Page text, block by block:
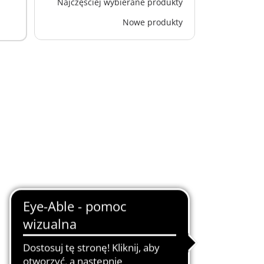
Nowe produkty